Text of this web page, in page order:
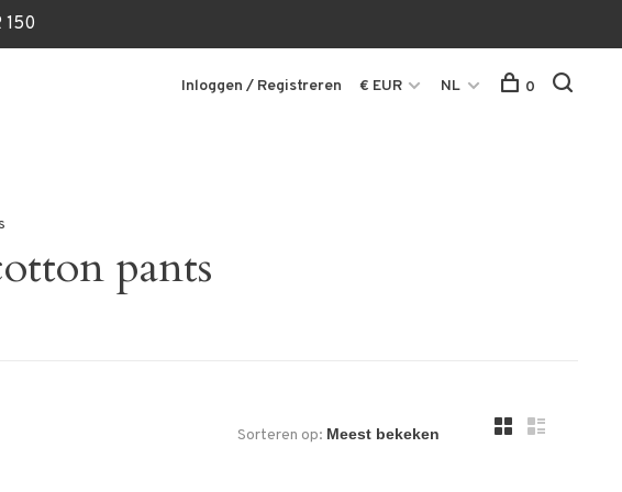
150
Inloggen / Registreren € EUR NL 0
pants
Sorteren op: